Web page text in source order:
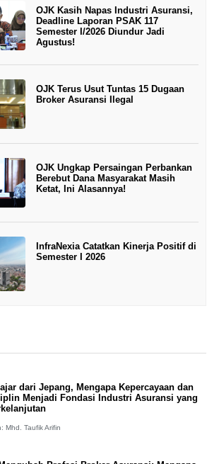
OJK Kasih Napas Industri Asuransi,
Deadline Laporan PSAK 117
Semester I/2026 Diundur Jadi
Agustus!
OJK Terus Usut Tuntas 15 Dugaan
Broker Asuransi Ilegal
OJK Ungkap Persaingan Perbankan
Berebut Dana Masyarakat Masih
Ketat, Ini Alasannya!
InfraNexia Catatkan Kinerja Positif di
Semester I 2026
dari Jepang, Mengapa Kepercayaan dan
Menjadi Fondasi Industri Asuransi yang
Mhd. Taufik Arifin